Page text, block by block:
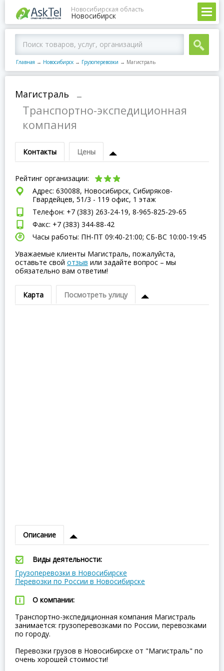
Новосибирская область
Новосибирск
Главная → Новосибирск → Грузоперевозки → Магистраль
Магистраль
–
Транспортно-экспедиционная
компания
Контакты Цены
Рейтинг организации:
Адрес: 630088, Новосибирск, Сибиряков-
Гвардейцев, 51/3 - 119 офис, 1 этаж
Телефон: +7 (383) 263-24-19, 8-965-825-29-65
Факс: +7 (383) 344-88-42
Часы работы: ПН-ПТ 09:40-21:00; СБ-ВC 10:00-19:45
Уважаемые клиенты Магистраль, пожалуйста,
оставьте свой отзыв или задайте вопрос – мы
обязательно вам ответим!
Карта Посмотреть улицу
Описание
Виды деятельности:
Грузоперевозки в Новосибирске
Перевозки по России в Новосибирске
О компании:
Транспортно-экспедиционная компания Магистраль
занимается: грузоперевозками по России, перевозками
по городу.
Перевозки грузов в Новосибирске от "Магистраль" по
очень хорошей стоимости!